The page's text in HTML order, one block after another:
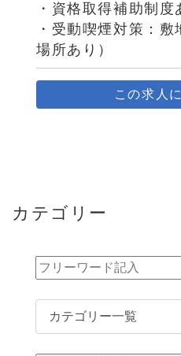
・資格取得補助制度
・受動喫煙対策：
場所あり）
この求人
カテゴリー